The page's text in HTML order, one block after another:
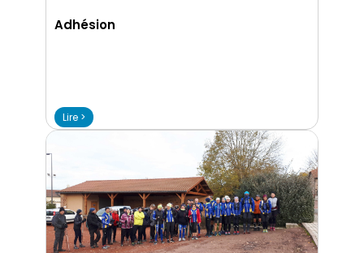
Adhésion
Lire >